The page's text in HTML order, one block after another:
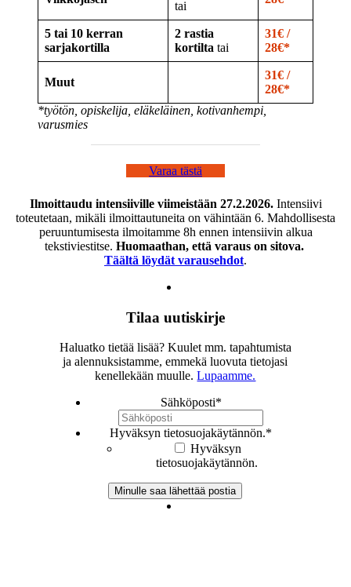
tai
5 tai 10 kerran
sarjakortilla
2 rastia
kortilta tai
31€ /
28€*
Muut
31€ /
28€*
*työtön, opiskelija, eläkeläinen, kotivanhempi,
varusmies
Varaa tästä
Ilmoittaudu intensiiville viimeistään 27.2.2026.Intensiivi
toteutetaan, mikäli ilmoittautuneita on vähintään 6. Mahdollisesta
peruuntumisesta ilmoitamme 8h ennen intensiivin alkua
tekstiviestitse. Huomaathan, että varaus on sitova.
Täältä löydät varausehdot.
Tilaa uutiskirje
Haluatko tietää lisää? Kuulet mm. tapahtumista
ja alennuksistamme, emmekä luovuta tietojasi
kenellekään muulle.Lupaamme.
Sähköposti*
Hyväksyn tietosuojakäytännön.*
Hyväksyn
tietosuojakäytännön.